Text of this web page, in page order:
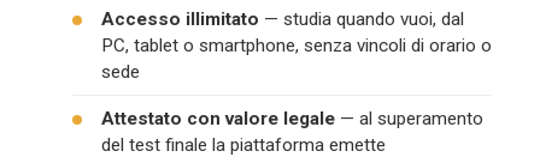
Accesso illimitato — studia quando vuoi, dal
PC, tablet o smartphone, senza vincoli di orario o
sede
Attestato con valore legale — al superamento
del test finale la piattaforma emette